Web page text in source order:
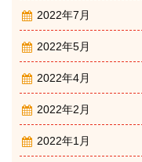
2022年7月
2022年5月
2022年4月
2022年2月
2022年1月